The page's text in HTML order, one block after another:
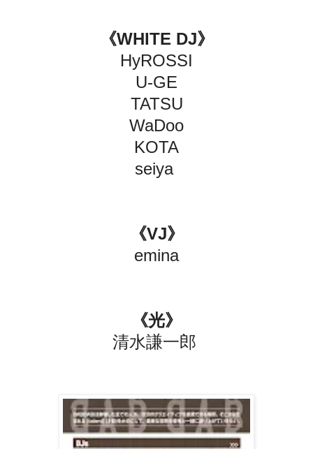
《WHITE DJ》
HyROSSI
U-GE
TATSU
WaDoo
KOTA
seiya
《VJ》
emina
《光》
清水謙一郎